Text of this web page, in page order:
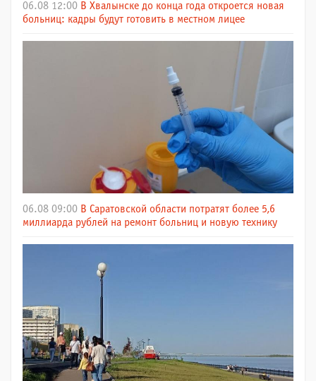
06.08 12:00 В Хвалынске до конца года откроется новая
больниц: кадры будут готовить в местном лицее
06.08 09:00 В Саратовской области потратят более 5,6
миллиарда рублей на ремонт больниц и новую технику